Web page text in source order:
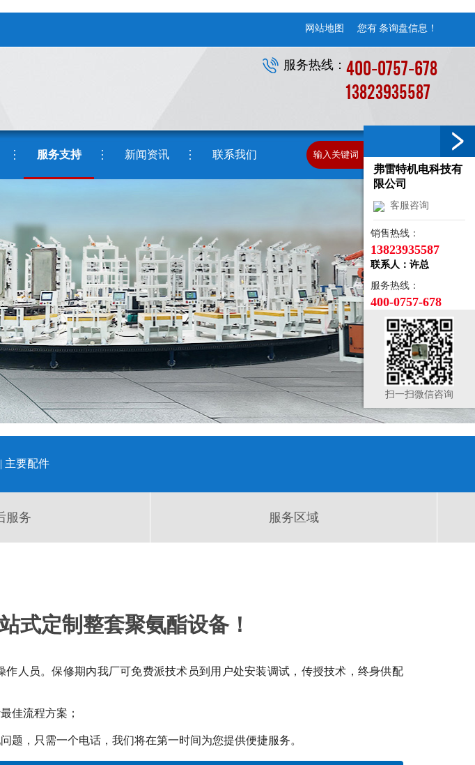
网站地图 您有 条询盘信息！
服务热线： 400-0757-678
13823935587
服务支持 新闻资讯 联系我们
主要配件
服务 服务区域
制整套聚氨酯设备！
员。保修期内我厂可免费派技术员到用户处安装调试，传授技术，终身供配
佳流程方案；
，只需一个电话，我们将在第一时间为您提供便捷服务。
弗雷特机电科技有
限公司
客服咨询
销售热线：
13823935587
联系人：许总
服务热线：
400-0757-678
扫一扫微信咨询